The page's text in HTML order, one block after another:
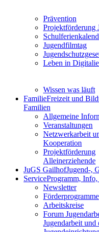
Prävention
Projektförderung
Jugendfilmtag
Leben in
Wissen was läuft
FamilieFreizeit und
Familien
Allgemeine
Veranstaltungen
Netzwerkarbeit
Kooperation
Projektförderung
Alleinerziehende
JuGS GailhofJugend-,
ServiceProgramm,
Newsletter
Förderprogramme
Arbeitskreise
Forum
Jugendarbeit und